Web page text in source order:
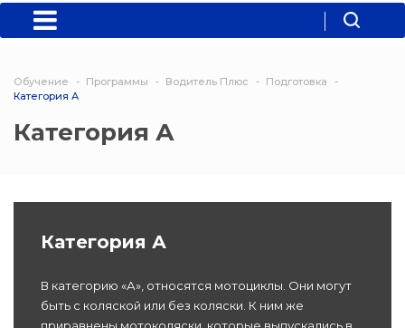
Программы
Мероприятия
Обучение Программы Водитель Плюс
Подготовка
Категория А
Категория А
Категория А
В категорию «А», относятся мотоциклы. Они могут
быть с коляской или без коляски. К ним же